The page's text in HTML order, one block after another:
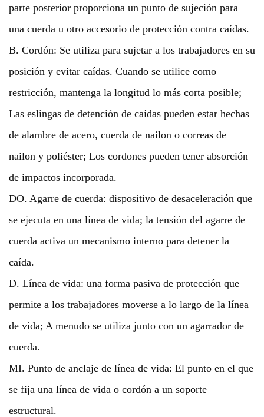
parte posterior proporciona un punto de sujeción para
una cuerda u otro accesorio de protección contra caídas.
B. Cordón: Se utiliza para sujetar a los trabajadores en su
posición y evitar caídas. Cuando se utilice como
restricción, mantenga la longitud lo más corta posible;
Las eslingas de detención de caídas pueden estar hechas
de alambre de acero, cuerda de nailon o correas de
nailon y poliéster; Los cordones pueden tener absorción
de impactos incorporada.
DO. Agarre de cuerda: dispositivo de desaceleración que
se ejecuta en una línea de vida; la tensión del agarre de
cuerda activa un mecanismo interno para detener la
caída.
D. Línea de vida: una forma pasiva de protección que
permite a los trabajadores moverse a lo largo de la línea
de vida; A menudo se utiliza junto con un agarrador de
cuerda.
MI. Punto de anclaje de línea de vida: El punto en el que
se fija una línea de vida o cordón a un soporte
estructural.